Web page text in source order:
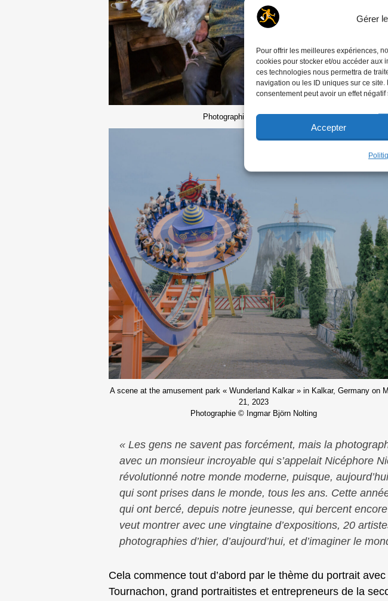
Gérer
Pour offrir les meilleures expériences,
cookies pour stocker et/ou accéder aux
ces technologies nous permettra de
navigation ou les ID uniques sur ce
consentement peut avoir un effet
Accepter
Photographier © Serge Sibert
A scene at the amusement park « Wunderland Kalkar » in Kalkar, Germany on
21, 2023
Photographie © Ingmar Björn Nolting
« Les gens ne savent pas forcément, mais la
avec un monsieur incroyable qui s’appelait Nicéphore
révolutionné notre monde moderne, puisque,
qui sont prises dans le monde, tous les ans. Cette
qui ont bercé, depuis notre jeunesse, qui bercent
veut montrer avec une vingtaine d’expositions, 20
photographies d’hier, d’aujourd’hui, et d’imaginer le
Cela commence tout d’abord par le thème du portrait
Tournachon, grand portraitistes et entrepreneurs de la